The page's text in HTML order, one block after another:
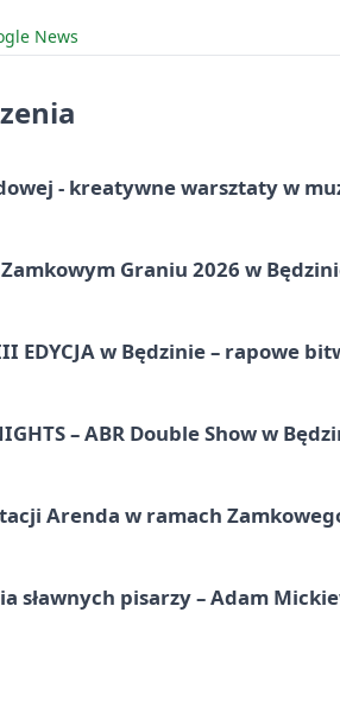
News
- kreatywne warsztaty w
Graniu 2026 w
EDYCJA w Będzinie – rapowe
– ABR Double Show w
Arenda w ramach
sławnych pisarzy – Adam